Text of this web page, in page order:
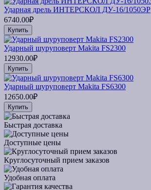
Ударная дрель ИНТЕРСКОЛ ДУ-16/1050ЭР
6740.00₽
Купить
Ударный шуруповерт Makita FS2300
12930.00₽
Купить
Ударный шуруповерт Makita FS6300
12650.00₽
Купить
Быстрая доставка
Доступные цены
Круглосуточный прием заказов
Удобная оплата